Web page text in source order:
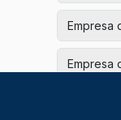
Empresa
Empresa